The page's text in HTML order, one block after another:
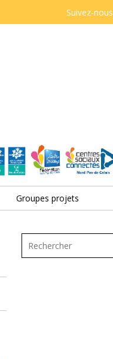
Suivez-nous
Groupes projets